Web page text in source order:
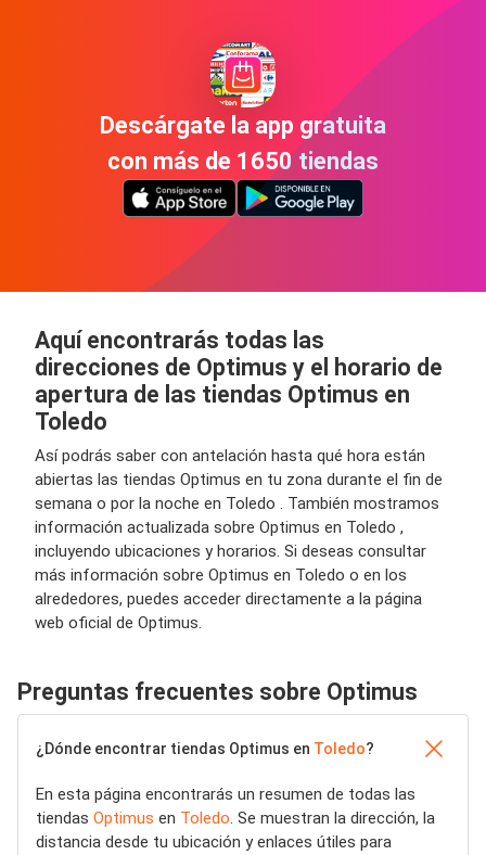
Descárgate la app gratuita
con más de 1650 tiendas
Aquí encontrarás todas las
direcciones de Optimus y el horario de
apertura de las tiendas Optimus en
Toledo
Así podrás saber con antelación hasta qué hora están
abiertas las tiendas Optimus en tu zona durante el fin de
semana o por la noche en Toledo . También mostramos
información actualizada sobre Optimus en Toledo ,
incluyendo ubicaciones y horarios. Si deseas consultar
más información sobre Optimus en Toledo o en los
alrededores, puedes acceder directamente a la página
web oficial de Optimus.
Preguntas frecuentes sobre Optimus
¿Dónde encontrar tiendas Optimus en Toledo?
En esta página encontrarás un resumen de todas las
tiendas Optimus en Toledo. Se muestran la dirección, la
distancia desde tu ubicación y enlaces útiles para